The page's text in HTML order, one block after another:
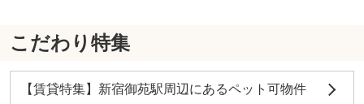
こだわり特集
【賃貸特集】新宿御苑駅周辺にあるペット可物件